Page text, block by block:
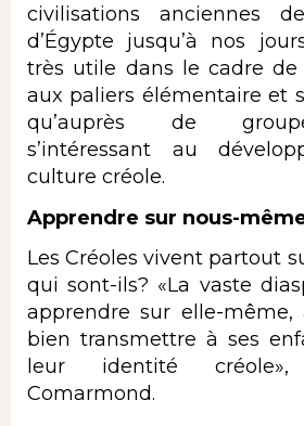
civilisations anciennes
d’Égypte jusqu’à nos
très utile dans le cadre de
aux paliers élémentaire et
qu’auprès de
s’intéressant au
culture créole.
Apprendre sur nous-
Les Créoles vivent partout
qui sont-ils? «La vaste
apprendre sur elle-
bien transmettre à ses
leur identité
Comarmond.